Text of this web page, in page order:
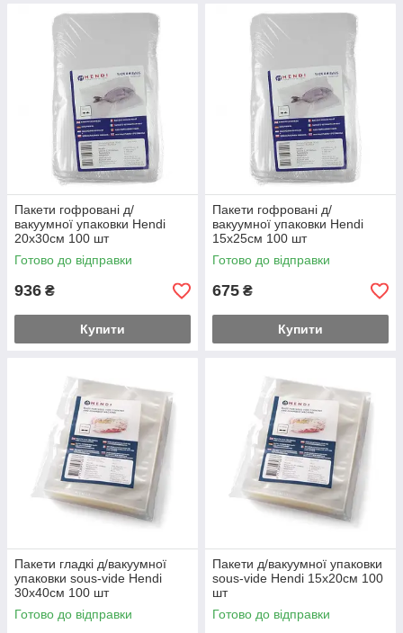
Пакети гофровані д/
вакуумної упаковки Hendi
20х30см 100 шт
Готово до відправки
936 ₴
Купити
Пакети гофровані д/
вакуумної упаковки Hendi
15х25см 100 шт
Готово до відправки
675 ₴
Купити
Пакети гладкі д/вакуумної
упаковки sous-vide Hendi
30х40см 100 шт
Готово до відправки
Пакети д/вакуумної упаковки
sous-vide Hendi 15х20см 100
шт
Готово до відправки